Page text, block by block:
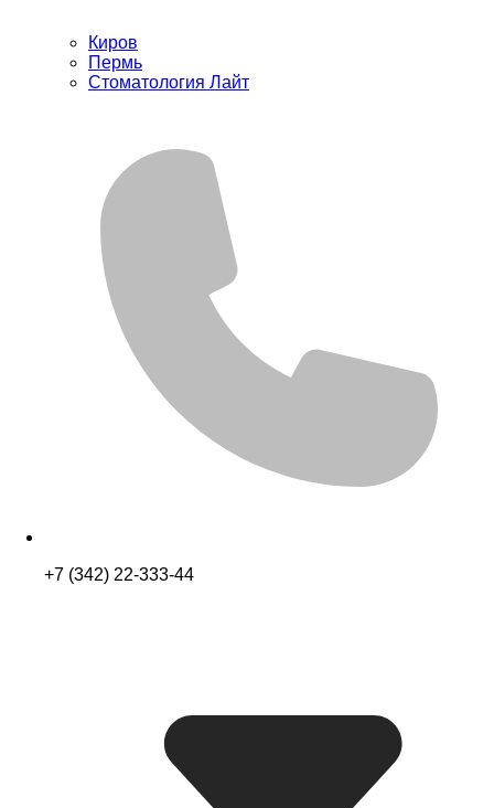
Киров
Пермь
Стоматология Лайт
+7 (342) 22-333-44